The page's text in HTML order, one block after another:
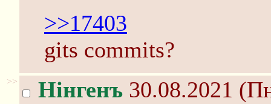
>>17403
gits commits?
>> Нінгенъ 30.08.2021